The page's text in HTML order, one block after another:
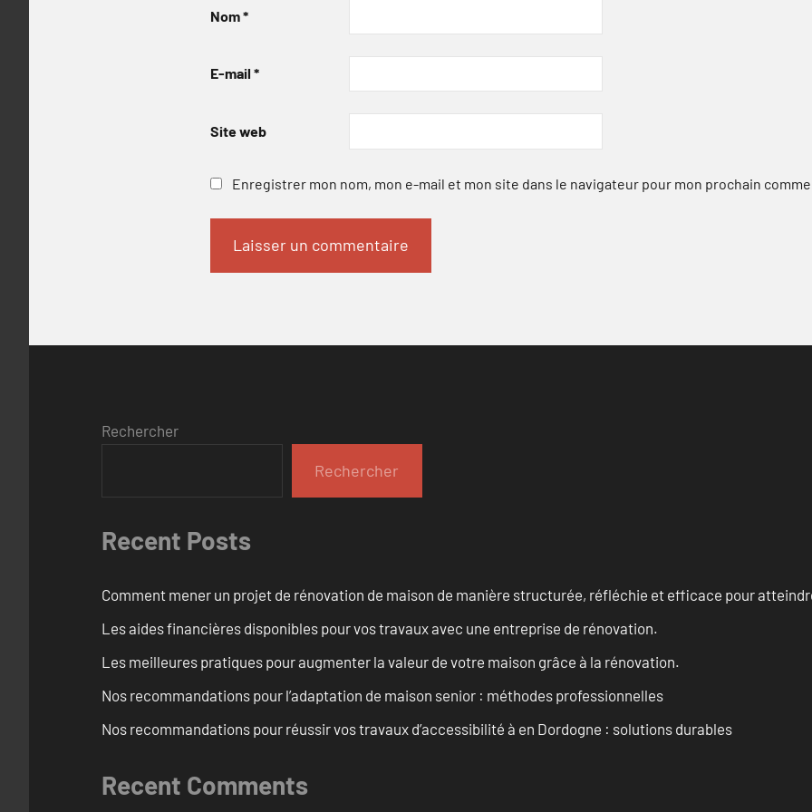
Nom*
E-mail *
Site web
Enregistrer mon nom, mon e-mail et mon site dans le navigateur pour mon prochain
Rechercher
Rechercher
Recent Posts
Comment mener un projet de rénovation de maison de manière structurée, réfléchie et efficace pour
Les aides financières disponibles pour vos travaux avec une entreprise de rénovation.
Les meilleures pratiques pour augmenter la valeur de votre maison grâce à la rénovation.
Nos recommandations pour l’adaptation de maison senior : méthodes professionnelles
Nos recommandations pour réussir vos travaux d’accessibilité à en Dordogne : solutions durables
Recent Comments